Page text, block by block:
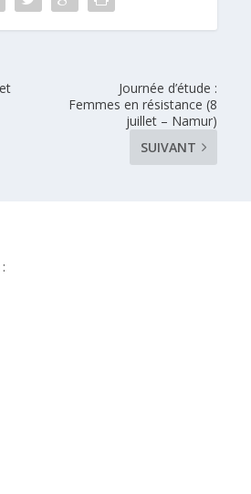
Journée d’étude :
Femmes en résistance (8
juillet – Namur)
SUIVANT